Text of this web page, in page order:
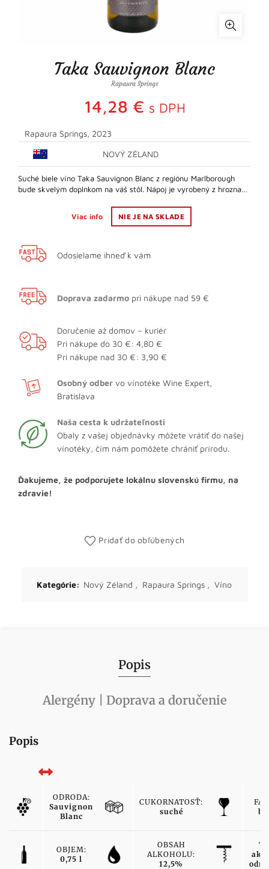
Taka Sauvignon Blanc
Rapaura Springs
14,28 € s DPH
Rapaura Springs, 2023
NOVÝ ZÉLAND
Suché biele víno Taka Sauvignon Blanc z regiónu Marlborough
bude skvelým doplnkom na váš stôl. Nápoj je vyrobený z hrozna…
Viac info NIE JE NA SKLADE
Odosielame ihneď k vám
Doprava zadarmo pri nákupe nad 59 €
Doručenie až domov – kuriér
Pri nákupe do 30 €: 4,80 €
Pri nákupe nad 30 €: 3,90 €
Osobný odber vo vínotéke Wine Expert,
Bratislava
Naša cesta k udržateľnosti
Obaly z vašej objednávky môžete vrátiť do našej
vínotéky, čím nám pomôžete chrániť prírodu.
Ďakujeme, že podporujete lokálnu slovenskú firmu, na
zdravie!
Pridať do obľúbených
Kategórie: Nový Zéland , Rapaura Springs , Víno
Popis
Alergény | Doprava a doručenie
Popis
ODRODA:
Sauvignon
Blanc
CUKORNATOSŤ:
suché
OBJEM:
0,75 l
OBSAH
ALKOHOLU:
12,5%